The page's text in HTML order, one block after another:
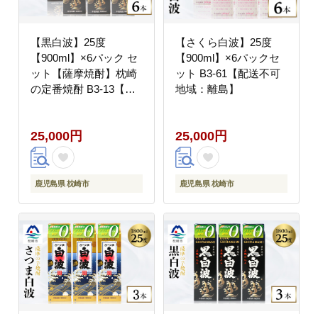
【黒白波】25度
【900ml】×6パック セ
ット【薩摩焼酎】枕崎
の定番焼酎 B3-13【配
25,000円
鹿児島県 枕崎市
【さくら白波】25度
【900ml】×6パックセ
ット B3-61【配送不可
地域：離島】
25,000円
鹿児島県 枕崎市